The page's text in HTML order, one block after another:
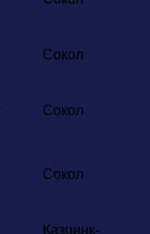
Сокол
Сокол
Сокол
Казцинк-